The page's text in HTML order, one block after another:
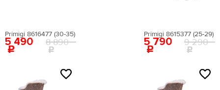
Primigi 8616477 (30-35)
5 490 8 890
Primigi 8615377 (25-29)
5 790 9 290